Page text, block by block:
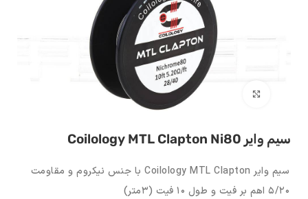
بزرگنمایی تصویر
سیم وایر Coilology MTL Clapton Ni80
سیم وایر Coilology MTL Clapton با جنس نیکروم و مقاومت
۵/۲۰ اهم بر فیت و طول ۱۰ فیت (۳متر)